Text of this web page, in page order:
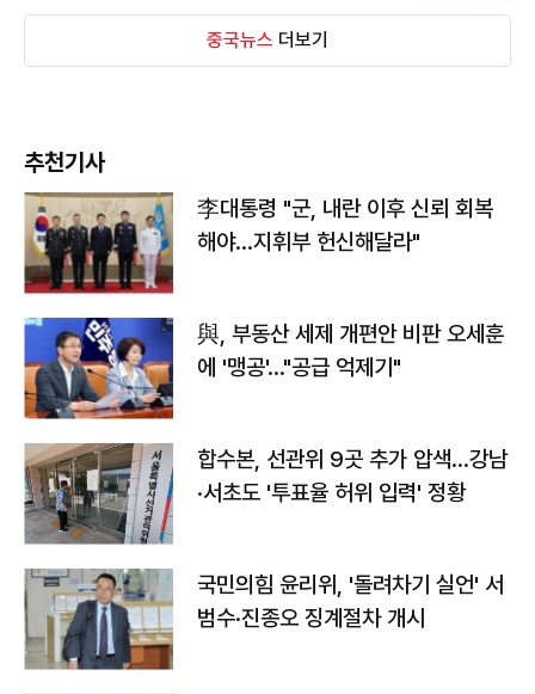
중국뉴스 더보기
추천기사
李대통령 "군, 내란 이후 신뢰 회복
해야…지휘부 헌신해달라"
與, 부동산 세제 개편안 비판 오세훈
에 '맹공'…"공급 억제기"
합수본, 선관위 9곳 추가 압색…강남
·서초도 '투표율 허위 입력' 정황
국민의힘 윤리위, '돌려차기 실언' 서
범수·진종오 징계절차 개시